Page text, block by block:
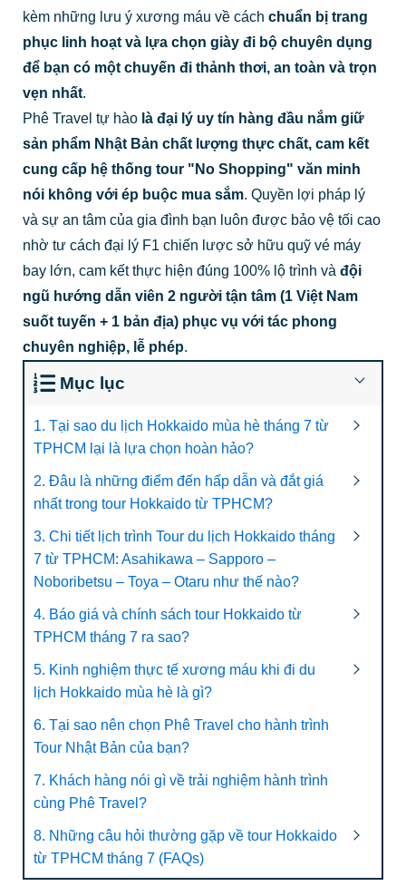
kèm những lưu ý xương máu về cách chuẩn bị trang
phục linh hoạt và lựa chọn giày đi bộ chuyên dụng
để bạn có một chuyến đi thảnh thơi, an toàn và trọn
vẹn nhất.
Phê Travel tự hàolà đại lý uy tín hàng đầu nắm giữ
sản phẩm Nhật Bản chất lượng thực chất, cam kết
cung cấp hệ thống tour "No Shopping" văn minh
nói không với ép buộc mua sắm. Quyền lợi pháp lý
và sự an tâm của gia đình bạn luôn được bảo vệ tối cao
nhờ tư cách đại lý F1 chiến lược sở hữu quỹ vé máy
bay lớn, cam kết thực hiện đúng 100% lộ trình và đội
ngũ hướng dẫn viên 2 người tận tâm (1 Việt Nam
suốt tuyến + 1 bản địa) phục vụ với tác phong
chuyên nghiệp, lễ phép.
Mục lục
1. Tại sao du lịch Hokkaido mùa hè tháng 7 từ
TPHCM lại là lựa chọn hoàn hảo?
2. Đâu là những điểm đến hấp dẫn và đắt giá
nhất trong tour Hokkaido từ TPHCM?
3. Chi tiết lịch trình Tour du lịch Hokkaido tháng
7 từ TPHCM: Asahikawa – Sapporo –
Noboribetsu – Toya – Otaru như thế nào?
4. Báo giá và chính sách tour Hokkaido từ
TPHCM tháng 7 ra sao?
5. Kinh nghiệm thực tế xương máu khi đi du
lịch Hokkaido mùa hè là gì?
6. Tại sao nên chọn Phê Travel cho hành trình
Tour Nhật Bản của bạn?
7. Khách hàng nói gì về trải nghiệm hành trình
cùng Phê Travel?
8. Những câu hỏi thường gặp về tour Hokkaido
từ TPHCM tháng 7 (FAQs)